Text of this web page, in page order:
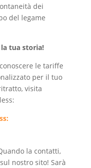
dei
del legame
tua storia!
le tariffe
per il tuo
visita
la contatti,
nostro sito! Sarà